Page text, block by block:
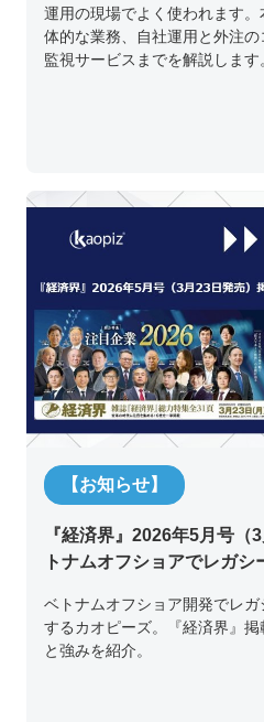
運用の現場でよく使われます
体的な業務、自社運用と外注の
監視サービスまでを解説します
【お知らせ】
『経済界』2026年5月号（
トナムオフショアでレガ
ベトナムオフショア開発でレ
するカオピーズ。『経済界』
と強みを紹介。